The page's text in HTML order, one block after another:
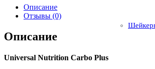
Описание
Отзывы (0)
Описание
Universal Nutrition Carbo Plus